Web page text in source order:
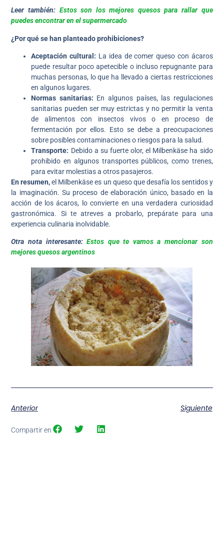
Leer también: Estos son los mejores quesos para rallar que
puedes encontrar en el supermercado
¿Por qué se han planteado prohibiciones?
Aceptación cultural: La idea de comer queso con ácaros
puede resultar poco apetecible o incluso repugnante para
muchas personas, lo que ha llevado a ciertas restricciones
en algunos lugares.
Normas sanitarias: En algunos países, las regulaciones
sanitarias pueden ser muy estrictas y no permitir la venta
de alimentos con insectos vivos o en proceso de
fermentación por ellos. Esto se debe a preocupaciones
sobre posibles contaminaciones o riesgos para la salud.
Transporte: Debido a su fuerte olor, el Milbenkäse ha sido
prohibido en algunos transportes públicos, como trenes,
para evitar molestias a otros pasajeros.
En resumen,el Milbenkäse es un queso que desafía los sentidos y
la imaginación. Su proceso de elaboración único, basado en la
acción de los ácaros, lo convierte en una verdadera curiosidad
gastronómica. Si te atreves a probarlo, prepárate para una
experiencia culinaria inolvidable.
Otra nota interesante:Estos que te vamos a mencionar son
mejores quesos argentinos
Anterior Siguiente
Compartir en